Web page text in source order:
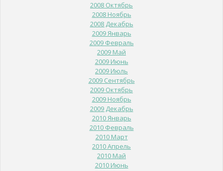
2008 Октябрь
2008 Ноябрь
2008 Декабрь
2009 Январь
2009 Февраль
2009 Май
2009 Июнь
2009 Июль
2009 Сентябрь
2009 Октябрь
2009 Ноябрь
2009 Декабрь
2010 Январь
2010 Февраль
2010 Март
2010 Апрель
2010 Май
2010 Июнь